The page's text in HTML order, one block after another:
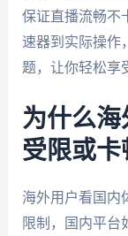
保证直播流畅不
速器到实际操作
题，让你轻松享
为什么
受限或卡
海外用户看国内
限制，国内平台